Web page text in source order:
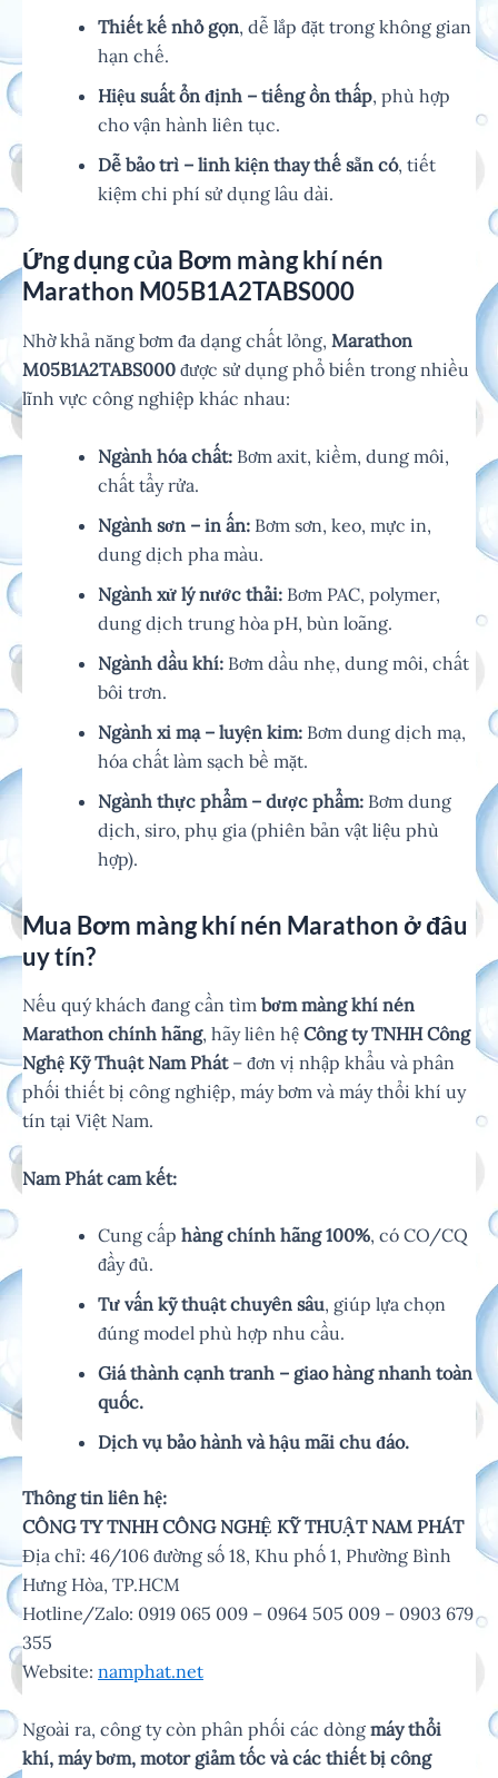
Thiết kế nhỏ gọn, dễ lắp đặt trong không gian
hạn chế.
Hiệu suất ổn định – tiếng ồn thấp, phù hợp
cho vận hành liên tục.
Dễ bảo trì – linh kiện thay thế sẵn có, tiết
kiệm chi phí sử dụng lâu dài.
Ứng dụng của Bơm màng khí nén
Marathon M05B1A2TABS000
Nhờ khả năng bơm đa dạng chất lỏng, Marathon
M05B1A2TABS000 được sử dụng phổ biến trong nhiều
lĩnh vực công nghiệp khác nhau:
Ngành hóa chất: Bơm axit, kiềm, dung môi,
chất tẩy rửa.
Ngành sơn – in ấn: Bơm sơn, keo, mực in,
dung dịch pha màu.
Ngành xử lý nước thải: Bơm PAC, polymer,
dung dịch trung hòa pH, bùn loãng.
Ngành dầu khí: Bơm dầu nhẹ, dung môi, chất
bôi trơn.
Ngành xi mạ – luyện kim: Bơm dung dịch mạ,
hóa chất làm sạch bề mặt.
Ngành thực phẩm – dược phẩm: Bơm dung
dịch, siro, phụ gia (phiên bản vật liệu phù
hợp).
Mua Bơm màng khí nén Marathon ở đâu
uy tín?
Nếu quý khách đang cần tìm bơm màng khí nén
Marathon chính hãng, hãy liên hệ Công ty TNHH Công
Nghệ Kỹ Thuật Nam Phát– đơn vị nhập khẩu và phân
phối thiết bị công nghiệp, máy bơm và máy thổi khí uy
tín tại Việt Nam.
Nam Phát cam kết:
Cung cấp hàng chính hãng 100%, có CO/CQ
đầy đủ.
Tư vấn kỹ thuật chuyên sâu, giúp lựa chọn
đúng model phù hợp nhu cầu.
Giá thành cạnh tranh – giao hàng nhanh toàn
quốc.
Dịch vụ bảo hành và hậu mãi chu đáo.
Thông tin liên hệ:
CÔNG TY TNHH CÔNG NGHỆ KỸ THUẬT NAM PHÁT
Địa chỉ: 46/106 đường số 18, Khu phố 1, Phường Bình
Hưng Hòa, TP.HCM
Hotline/Zalo: 0919 065 009 – 0964 505 009 – 0903 679
355
Website: namphat.net
Ngoài ra, công ty còn phân phối các dòng máy thổi
khí, máy bơm, motor giảm tốc và các thiết bị công